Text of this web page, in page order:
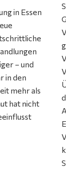
in Essen
– und
in den
mehr als
hat nicht